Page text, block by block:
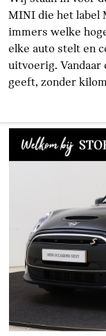
MINI die het label
immers welke
elke auto stelt en
uitvoerig. Vandaar
geeft, zonder